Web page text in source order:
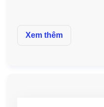
Xem thêm